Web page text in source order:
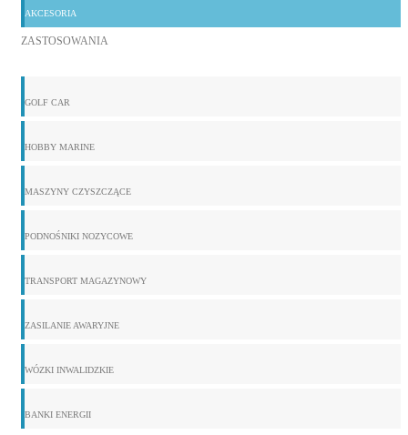
AKCESORIA
ZASTOSOWANIA
GOLF CAR
HOBBY MARINE
MASZYNY CZYSZCZĄCE
PODNOŚNIKI NOZYCOWE
TRANSPORT MAGAZYNOWY
ZASILANIE AWARYJNE
WÓZKI INWALIDZKIE
BANKI ENERGII